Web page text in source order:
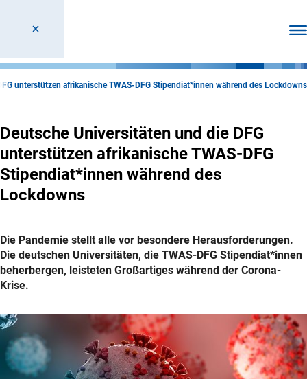
unterstützen afrikanische TWAS-DFG Stipendiat*innen während des Lockdowns
Deutsche Universitäten und die DFG
unterstützen afrikanische TWAS-DFG
Stipendiat*innen während des
Lockdowns
Die Pandemie stellt alle vor besondere Herausforderungen.
Die deutschen Universitäten, die TWAS-DFG Stipendiat*innen
beherbergen, leisteten Großartiges während der Corona-
Krise.